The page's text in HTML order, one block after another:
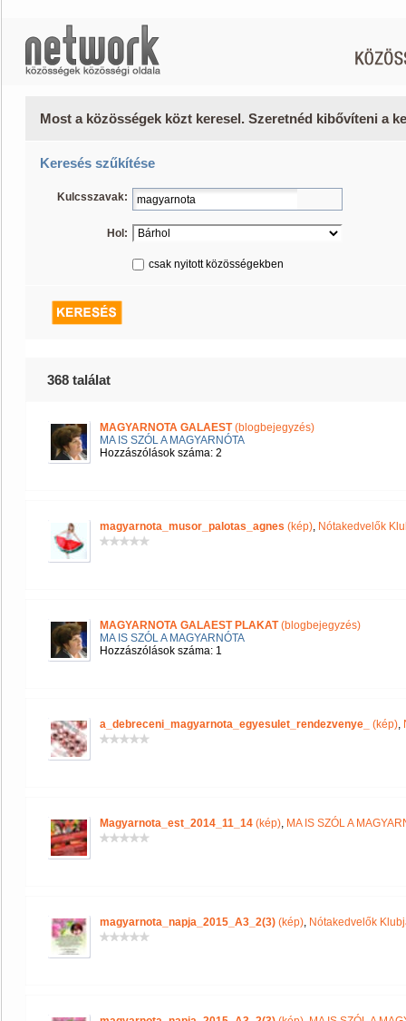
Most a közösségek közt keresel. Szeretnéd kibővíteni a
Keresés szűkítése
Kulcsszavak:
Hol:
csak nyitott közösségekben
368 találat
MAGYARNOTA GALAEST(blogbejegyzés)
MA IS SZÓL A MAGYARNÓTA
Hozzászólások száma: 2
magyarnota_musor_palotas_agnes (kép), Nótakedvelők
MAGYARNOTA GALAEST PLAKAT(blogbejegyzés)
MA IS SZÓL A MAGYARNÓTA
Hozzászólások száma: 1
a_debreceni_magyarnota_egyesulet_rendezvenye_ (kép),
Magyarnota_est_2014_11_14 (kép), MA IS SZÓL A
magyarnota_napja_2015_A3_2(3) (kép), Nótakedvelők